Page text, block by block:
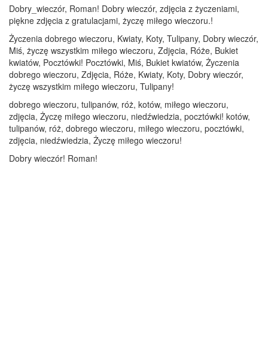
Dobry_wieczór, Roman! Dobry wieczór, zdjęcia z życzeniami,
piękne zdjęcia z gratulacjami, życzę miłego wieczoru.!
Życzenia dobrego wieczoru, Kwiaty, Koty, Tulipany, Dobry wieczór,
Miś, życzę wszystkim miłego wieczoru, Zdjęcia, Róże, Bukiet
kwiatów, Pocztówki! Pocztówki, Miś, Bukiet kwiatów, Życzenia
dobrego wieczoru, Zdjęcia, Róże, Kwiaty, Koty, Dobry wieczór,
życzę wszystkim miłego wieczoru, Tulipany!
dobrego wieczoru, tulipanów, róż, kotów, miłego wieczoru,
zdjęcia, Życzę miłego wieczoru, niedźwiedzia, pocztówki! kotów,
tulipanów, róż, dobrego wieczoru, miłego wieczoru, pocztówki,
zdjęcia, niedźwiedzia, Życzę miłego wieczoru!
Dobry wieczór! Roman!